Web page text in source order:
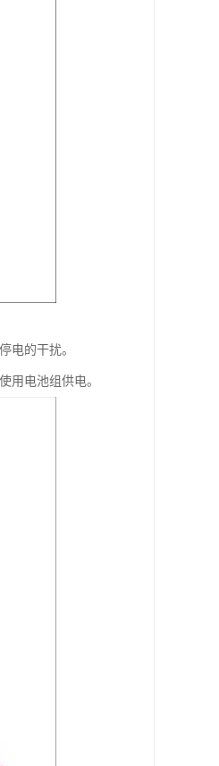
电的干扰。
用电池组供电。